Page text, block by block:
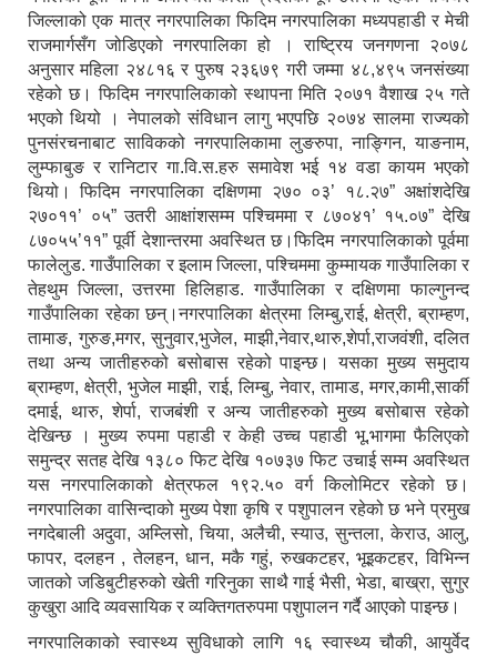
जिल्लाको एक मात्र नगरपालिका फिदिम नगरपालिका मध्यपहाडी र मेची
राजमार्गसँग जोडिएको नगरपालिका हो । राष्ट्रिय जनगणना २०७८
अनुसार महिला २४८१६ र पुरुष २३६७९ गरी जम्मा ४८,४९५ जनसंख्या
रहेको छ। फिदिम नगरपालिकाको स्थापना मिति २०७१ ‍वैशाख २५ गते
भएको थियो । नेपालको संविधान लागु भएपछि २०७४ सालमा राज्यको
पुनसंरचनाबाट साविकको नगरपालिकामा लुङरुपा, नाङ्गिन, याङनाम,
लुम्फाबुङ र रानिटार गा.वि.स.हरु समावेश भई १४ वडा कायम भएको
थियो। फिदिम नगरपालिका दक्षिणमा २७० ०३’ १८.२७” अक्षांशदेखि
२७०११’ ०५” उतरी आक्षांशसम्म पश्चिममा र ८७०४१’ १५.०७” देखि
८७०५५’११” पूर्वी देशान्तरमा अवस्थित छ।फिदिम नगरपालिकाको पूर्वमा
फालेलुड. गाउँपालिका र इलाम जिल्ला, पश्चिममा कुम्मायक गाउँपालिका र
तेहथुम जिल्ला, उत्तरमा हिलिहाड. गाउँपालिका र दक्षिणमा फाल्गुनन्द
गाउँपालिका रहेका छन्।नगरपालिका क्षेत्रमा लिम्बु,राई, क्षेत्री, ब्राम्हण,
तामाङ, गुरुङ,मगर, सुनुवार,भुजेल, माझी,नेवार,थारु,शेर्पा,राजवंशी, दलित
तथा अन्य जातीहरुको बसोबास रहेको पाइन्छ। यसका मुख्य समुदाय
ब्राम्हण, क्षेत्री, भुजेल माझी, राई, लिम्बु, नेवार, तामाड, मगर,कामी,सार्की
दमाई, थारु, शेर्पा, राजबंशी र अन्य जातीहरुको मुख्य बसोबास रहेको
देखिन्छ । मुख्य रुपमा पहाडी र केही उच्च पहाडी भू.भागमा फैलिएको
समुन्द्र सतह देखि १३८० फिट देखि १०७३७ फिट उचाई सम्म अवस्थित
यस नगरपालिकाको क्षेत्रफल १९२.५० वर्ग किलोमिटर रहेको छ।
नगरपालिका वासिन्दाको मुख्य पेशा कृषि र पशुपालन रहेको छ भने प्रमुख
नगदेबाली अदुवा, अम्लिसो, चिया, अलैची, स्याउ, सुन्तला, केराउ, आलु,
फापर, दलहन , तेलहन, धान, मकै गहुं, रुखकटहर, भूइकटहर, विभिन्न
जातको जडिबुटीहरुको खेती गरिनुका साथै गाई भैसी, भेडा, बाख्रा, सुगुर
कुखुरा आदि व्यवसायिक र व्यक्तिगतरुपमा पशुपालन गर्दै आएको पाइन्छ।
नगरपालिकाको स्वास्थ्य सुविधाको लागि १६ स्वास्थ्य चौकी, आयुर्वेद